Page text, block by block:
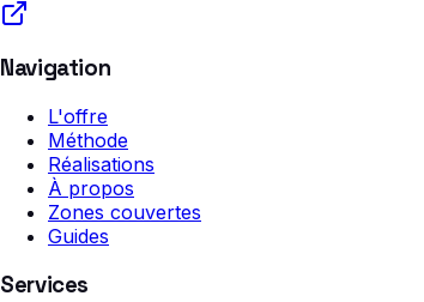
Navigation
L'offre
Méthode
Réalisations
À propos
Zones couvertes
Guides
Services